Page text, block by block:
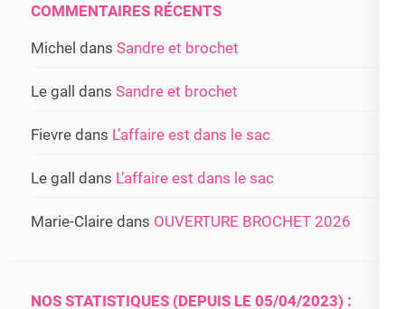
COMMENTAIRES RÉCENTS
Michel dans Sandre et brochet
Le gall dans Sandre et brochet
Fievre dans L’affaire est dans le sac
Le gall dans L’affaire est dans le sac
Marie-Claire dans OUVERTURE BROCHET 2026
NOS STATISTIQUES (DEPUIS LE 05/04/2023) :